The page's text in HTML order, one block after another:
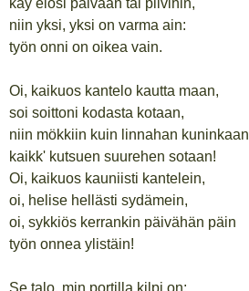
käy elosi päivään tai pilvihin,
niin yksi, yksi on varma ain:
työn onni on oikea vain.
Oi, kaikuos kantelo kautta maan,
soi soittoni kodasta kotaan,
niin mökkiin kuin linnahan kuninkaan
kaikk' kutsuen suurehen sotaan!
Oi, kaikuos kauniisti kantelein,
oi, helise hellästi sydämein,
oi, sykkiös kerrankin päivähän päin
työn onnea ylistäin!
Se talo, min portilla kilpi on: